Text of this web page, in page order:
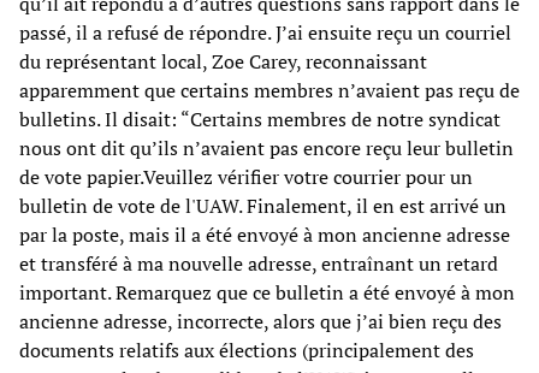
passé, il a refusé de répondre. J’ai ensuite reçu un courriel
du représentant local, Zoe Carey, reconnaissant
apparemment que certains membres n’avaient pas reçu de
bulletins. Il disait: “Certains membres de notre syndicat
nous ont dit qu’ils n’avaient pas encore reçu leur bulletin
de vote papier.Veuillez vérifier votre courrier pour un
bulletin de vote de l'UAW. Finalement, il en est arrivé un
par la poste, mais il a été envoyé à mon ancienne adresse
et transféré à ma nouvelle adresse, entraînant un retard
important. Remarquez que ce bulletin a été envoyé à mon
ancienne adresse, incorrecte, alors que j’ai bien reçu des
documents relatifs aux élections (principalement des